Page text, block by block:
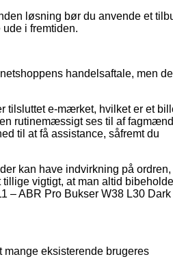
løsning bør du anvende et
i fremtiden.
handelsaftale, men
tilsluttet e-mærket, hvilket er et
rutinemæssigt ses til af
til at få assistance, såfremt du
kan have indvirkning på ordren,
vigtigt, at man altid
– ABR Pro Bukser W38 L30 Dark
eksisterende brugeres